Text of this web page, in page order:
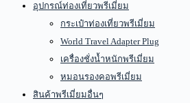
อุปกรณ์ท่องเที่ยวพรีเมี่ยม
กระเป๋าท่องเที่ยวพรีเมี่ยม
World Travel Adapter Plug
เครื่องชั่งน้ำหนักพรีเมี่ยม
หมอนรองคอพรีเมี่ยม
สินค้าพรีเมี่ยมอื่นๆ